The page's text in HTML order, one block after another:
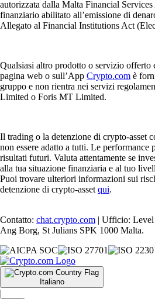
autorizzata dalla Malta Financial
finanziario abilitato all’emissione di
Allegato al Financial Institutions Act
Qualsiasi altro prodotto o servizio offerto
pagina web o sull’App Crypto.com è
gruppo e non rientra nei servizi
Limited o Foris MT Limited.
Il trading o la detenzione di crypto-asset
non essere adatto a tutti. Le performance
risultati futuri. Valuta attentamente se
alla tua situazione finanziaria e al tuo
Puoi trovare ulteriori informazioni sui
detenzione di crypto-asset qui.
Contatto: chat.crypto.com | Ufficio:
Ang Borg, St Julians SPK 1000 Malta.
Italiano
|